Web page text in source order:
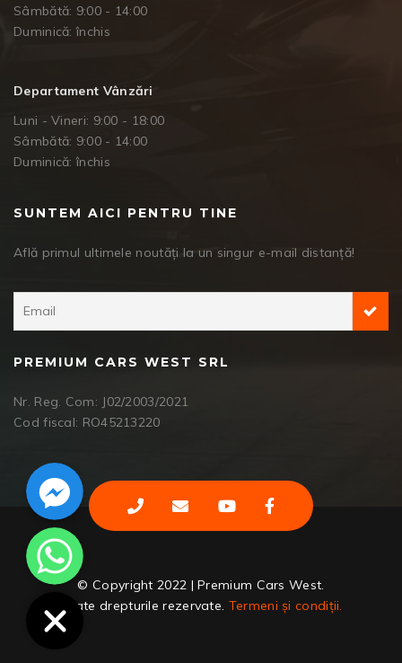
Sâmbătă: 9:00 - 14:00
Duminică: închis
Departament Vânzări
Luni - Vineri: 9:00 - 18:00
Sâmbătă: 9:00 - 14:00
Duminică: închis
SUNTEM AICI PENTRU TINE
Află primul ultimele noutăți la un singur e-mail distanță!
PREMIUM CARS WEST SRL
Nr. Reg. Com: J02/2003/2021
Cod fiscal: RO45213220
© Copyright 2022 | Premium Cars West.
Toate drepturile rezervate. Termeni și condiții.
Facebook Messenger
WhatsApp